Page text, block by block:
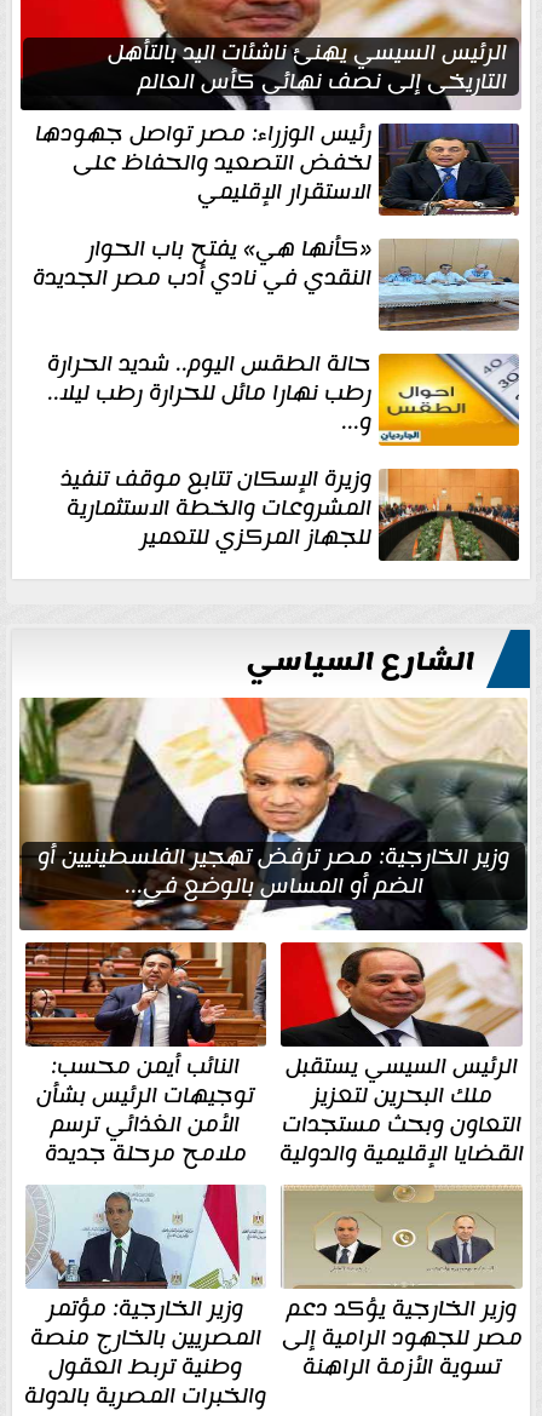
الرئيس السيسي يهنئ ناشئات اليد بالتأهل
التاريخي إلى نصف نهائي كأس العالم
رئيس الوزراء: مصر تواصل جهودها
لخفض التصعيد والحفاظ على
الاستقرار الإقليمي
«كأنها هي» يفتح باب الحوار
النقدي في نادي أدب مصر الجديدة
حالة الطقس اليوم.. شديد الحرارة
رطب نهارا مائل للحرارة رطب ليلا..
و...
وزيرة الإسكان تتابع موقف تنفيذ
المشروعات والخطة الاستثمارية
للجهاز المركزي للتعمير
الشارع السياسي
وزير الخارجية: مصر ترفض تهجير الفلسطينيين أو
الضم أو المساس بالوضع في...
الرئيس السيسي يستقبل
ملك البحرين لتعزيز
التعاون وبحث مستجدات
القضايا الإقليمية والدولية
النائب أيمن محسب:
توجيهات الرئيس بشأن
الأمن الغذائي ترسم
ملامح مرحلة جديدة
وزير الخارجية يؤكد دعم
مصر للجهود الرامية إلى
تسوية الأزمة الراهنة
وزير الخارجية: مؤتمر
المصريين بالخارج منصة
وطنية تربط العقول
والخبرات المصرية بالدولة